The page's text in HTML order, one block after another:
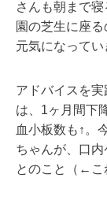
さんも朝まで
園の芝生に座
元気になってい
アドバイスを
は、1ヶ月間下
血小板数も↑。
ちゃんが、口内
とのこと（←こ